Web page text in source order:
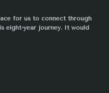
for us to connect through
eight-year journey. It would